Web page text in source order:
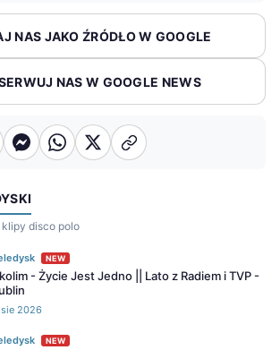
NAS JAKO ŹRÓDŁO W GOOGLE
NAS W GOOGLE NEWS
disco polo
NEW
- Życie Jest Jedno || Lato z Radiem i TVP -
2026
NEW